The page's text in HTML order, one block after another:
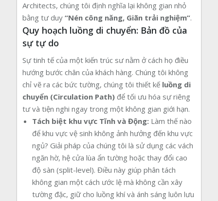
Architects, chúng tôi định nghĩa lại không gian nhỏ
bằng tư duy “Nén công năng, Giãn trải nghiệm”.
Quy hoạch luồng di chuyển: Bản đồ của
sự tự do
Sự tinh tế của một kiến trúc sư nằm ở cách họ điều
hướng bước chân của khách hàng. Chúng tôi không
chỉ vẽ ra các bức tường, chúng tôi thiết kế luồng di
chuyển (Circulation Path) để tối ưu hóa sự riêng
tư và tiện nghi ngay trong một không gian giới hạn.
Tách biệt khu vực Tĩnh và Động: Làm thế nào
để khu vực vệ sinh không ảnh hưởng đến khu vực
ngủ? Giải pháp của chúng tôi là sử dụng các vách
ngăn hờ, hệ cửa lùa ẩn tường hoặc thay đổi cao
độ sàn (split-level). Điều này giúp phân tách
không gian một cách ước lệ mà không cần xây
tường đặc, giữ cho luồng khí và ánh sáng luôn lưu